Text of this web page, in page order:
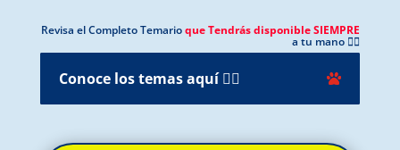
Revisa el Completo Temarioque Tendrás disponible SIEMPRE
a tu mano 👇🏻
Conoce los temas aquí 👇🏻